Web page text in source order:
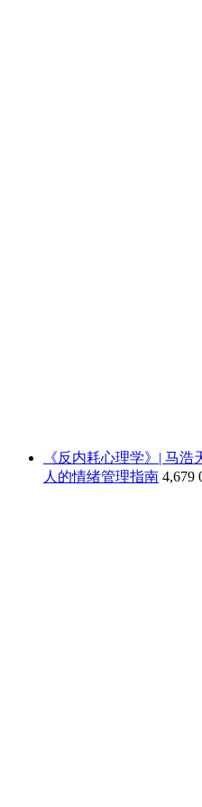
《反内耗心理学》| 马
人的情绪管理指南 4,679